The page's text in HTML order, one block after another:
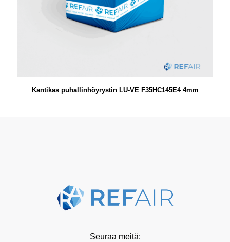
Kantikas puhallinhöyrystin LU-VE F35HC145E4 4mm
Seuraa meitä: